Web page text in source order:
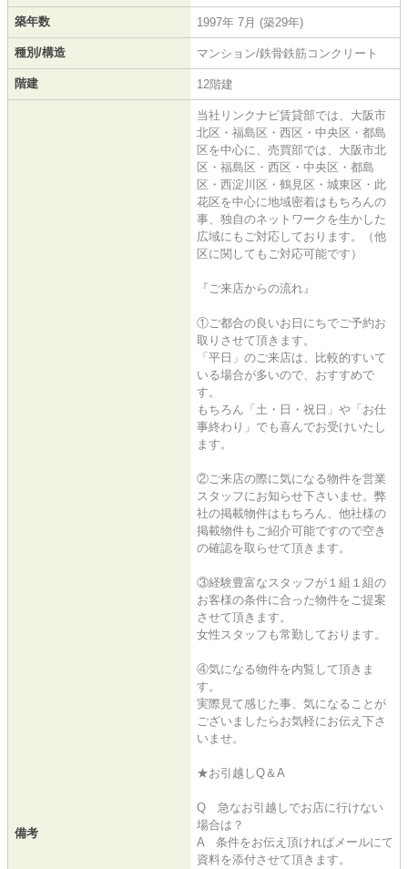
築年数 1997年 7月 (築29年)
種別/構造 マンション/鉄骨鉄筋コンクリート
階建 12階建
備考
当社リンクナビ賃貸部では、大阪市
北区・福島区・西区・中央区・都島
区を中心に、売買部では、大阪市北
区・福島区・西区・中央区・都島
区・西淀川区・鶴見区・城東区・此
花区を中心に地域密着はもちろんの
事、独自のネットワークを生かした
広域にもご対応しております。（他
区に関してもご対応可能です）
『ご来店からの流れ』
①ご都合の良いお日にちでご予約お
取りさせて頂きます。
「平日」のご来店は、比較的すいて
いる場合が多いので、おすすめで
す。
もちろん「土・日・祝日」や「お仕
事終わり」でも喜んでお受けいたし
ます。
②ご来店の際に気になる物件を営業
スタッフにお知らせ下さいませ。弊
社の掲載物件はもちろん、他社様の
掲載物件もご紹介可能ですので空き
の確認を取らせて頂きます。
③経験豊富なスタッフが１組１組の
お客様の条件に合った物件をご提案
させて頂きます。
女性スタッフも常勤しております。
④気になる物件を内覧して頂きま
す。
実際見て感じた事、気になることが
ございましたらお気軽にお伝え下さ
いませ。
★お引越しQ＆A
Q 急なお引越しでお店に行けない
場合は？
A 条件をお伝え頂ければメールにて
資料を添付させて頂きます。